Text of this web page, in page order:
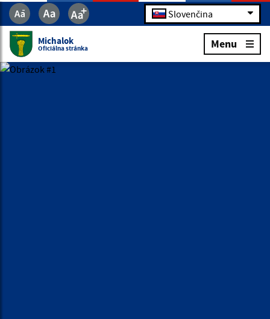
Slovenčina
Michalok
Oficiálna stránka Menu